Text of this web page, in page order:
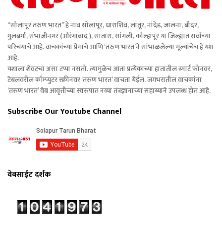
“सोलापूर तरुण भारत” हे नाव सोलापूर, धाराशिव, लातूर, नांदेड, जालना, बीदर,
गुलबर्गा, संभाजीनगर (औरंगाबाद ), सातारा, सांगली, कोल्हापूर या जिल्ह्यात सर्वांच्या
परिचयाचे आहे. वाचकांच्या प्रेमाचे आणि ‘तरुण भारत’ने सांभाळलेल्या मूल्यांचेच हे यश
आहे.
यशाला शेवटचा असा टप्पा नसतो. त्यामुळेच आता प्रत्येकाच्या हातातील स्मार्ट फोनवर,
टेबलवरील कॉम्प्युटर स्क्रीनवर ‘तरुण भारत’ वाचता येईल. जगभरातील वाचकांना
‘तरुण भारत’ वेब आवृत्तीच्या स्वरुपात नव्या तंत्रज्ञानाच्या सहाय्याने उपलब्ध होत आहे.
Subscribe Our Youtube Channel
वेबसाईट दर्शक